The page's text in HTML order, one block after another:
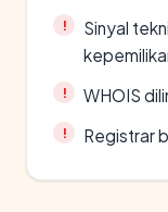
Sinyal
WHOIS
Registrar